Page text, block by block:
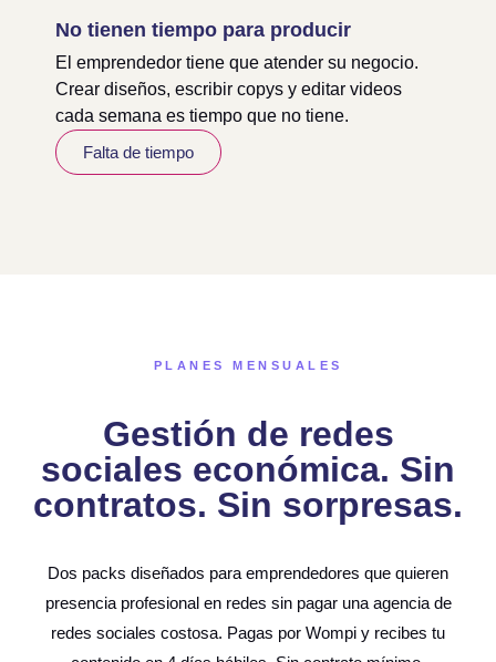
No tienen tiempo para producir
El emprendedor tiene que atender su negocio.
Crear diseños, escribir copys y editar videos
cada semana es tiempo que no tiene.
Falta de tiempo
PLANES MENSUALES
Gestión de redes
sociales económica. Sin
contratos. Sin sorpresas.
Dos packs diseñados para emprendedores que quieren
presencia profesional en redes sin pagar una agencia de
redes sociales costosa. Pagas por Wompi y recibes tu